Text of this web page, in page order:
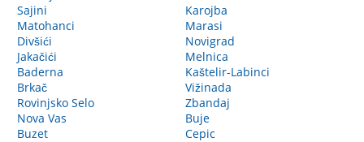
Sajini
Matohanci
Divšići
Jakačići
Baderna
Brkač
Rovinjsko Selo
Nova Vas
Buzet
Karojba
Marasi
Novigrad
Melnica
Kaštelir-Labinci
Vižinada
Zbandaj
Buje
Cepic